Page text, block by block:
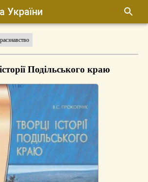
України
Подільського краю